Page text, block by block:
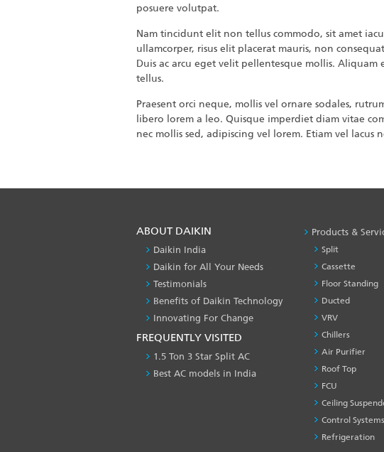
posuere volutpat.
Nam tincidunt elit non tellus commodo, sit amet
ullamcorper, risus elit placerat mauris, non
Duis ac arcu eget velit pellentesque mollis.
tellus.
Praesent orci neque, mollis vel ornare sodales,
libero lorem a leo. Quisque imperdiet diam vitae
nec mollis sed, adipiscing vel lorem. Etiam vel lacus
ABOUT DAIKIN
Daikin India
Daikin for All Your Needs
Testimonials
Benefits of Daikin Technology
Innovating For Change
FREQUENTLY VISITED
1.5 Ton 3 Star Split AC
Best AC models in India
Products &
Split
Cassette
Floor Standing
Ducted
VRV
Chillers
Air Purifier
Roof Top
FCU
Ceiling
Control Systems
Refrigeration